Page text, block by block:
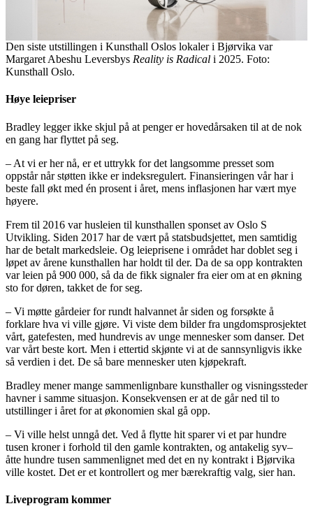
Den siste utstillingen i Kunsthall Oslos lokaler i Bjørvika var
Margaret Abeshu Leversbys Reality is Radical i 2025. Foto:
Kunsthall Oslo.
Høye leiepriser
Bradley legger ikke skjul på at penger er hovedårsaken til at de nok
en gang har flyttet på seg.
– At vi er her nå, er et uttrykk for det langsomme presset som
oppstår når støtten ikke er indeksregulert. Finansieringen vår har i
beste fall økt med én prosent i året, mens inflasjonen har vært mye
høyere.
Frem til 2016 var husleien til kunsthallen sponset av Oslo S
Utvikling. Siden 2017 har de vært på statsbudsjettet, men samtidig
har de betalt markedsleie. Og leieprisene i området har doblet seg i
løpet av årene kunsthallen har holdt til der. Da de sa opp kontrakten
var leien på 900 000, så da de fikk signaler fra eier om at en økning
sto for døren, takket de for seg.
– Vi møtte gårdeier for rundt halvannet år siden og forsøkte å
forklare hva vi ville gjøre. Vi viste dem bilder fra ungdomsprosjektet
vårt, gatefesten, med hundrevis av unge mennesker som danser. Det
var vårt beste kort. Men i ettertid skjønte vi at de sannsynligvis ikke
så verdien i det. De så bare mennesker uten kjøpekraft.
Bradley mener mange sammenlignbare kunsthaller og visningssteder
havner i samme situasjon. Konsekvensen er at de går ned til to
utstillinger i året for at økonomien skal gå opp.
– Vi ville helst unngå det. Ved å flytte hit sparer vi et par hundre
tusen kroner i forhold til den gamle kontrakten, og antakelig syv–
åtte hundre tusen sammenlignet med det en ny kontrakt i Bjørvika
ville kostet. Det er et kontrollert og mer bærekraftig valg, sier han.
Liveprogram kommer